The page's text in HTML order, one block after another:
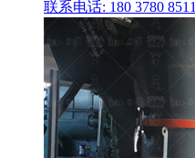
联系电话: 180 3780 8511